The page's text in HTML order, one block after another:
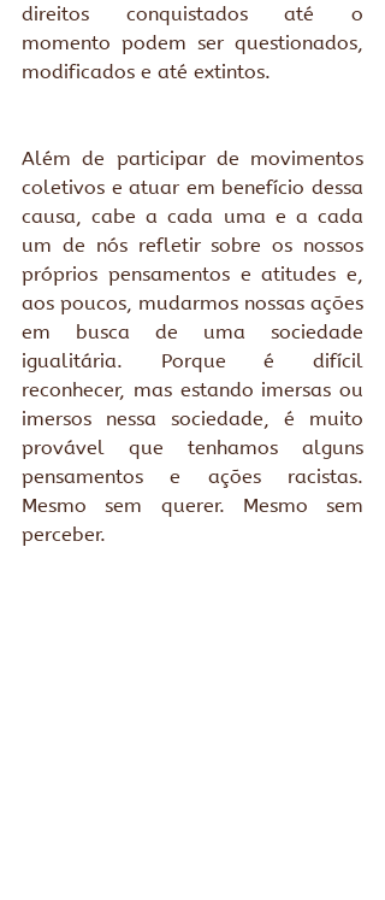
direitos conquistados até o
momento podem ser questionados,
modificados e até extintos.
Além de participar de movimentos
coletivos e atuar em benefício dessa
causa, cabe a cada uma e a cada
um de nós refletir sobre os nossos
próprios pensamentos e atitudes e,
aos poucos, mudarmos nossas ações
em busca de uma sociedade
igualitária. Porque é difícil
reconhecer, mas estando imersas ou
imersos nessa sociedade, é muito
provável que tenhamos alguns
pensamentos e ações racistas.
Mesmo sem querer. Mesmo sem
perceber.